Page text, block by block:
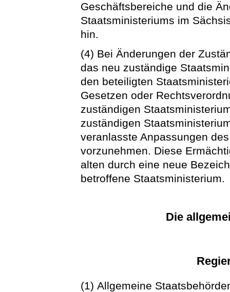
Geschäftsbereiche und die
Staatsministeriums im
hin.
(4) Bei Änderungen der
das neu zuständige
den beteiligten
Gesetzen oder
zuständigen
zuständigen
veranlasste Anpassungen
vorzunehmen. Diese
alten durch eine neue
betroffene Staatsministerium.
Die
(1) Allgemeine